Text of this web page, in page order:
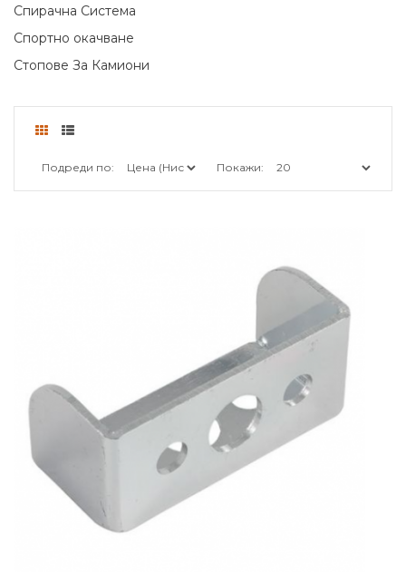
Спирачна Система
Спортно окачване
Стопове За Камиони
Подреди по: Покажи: